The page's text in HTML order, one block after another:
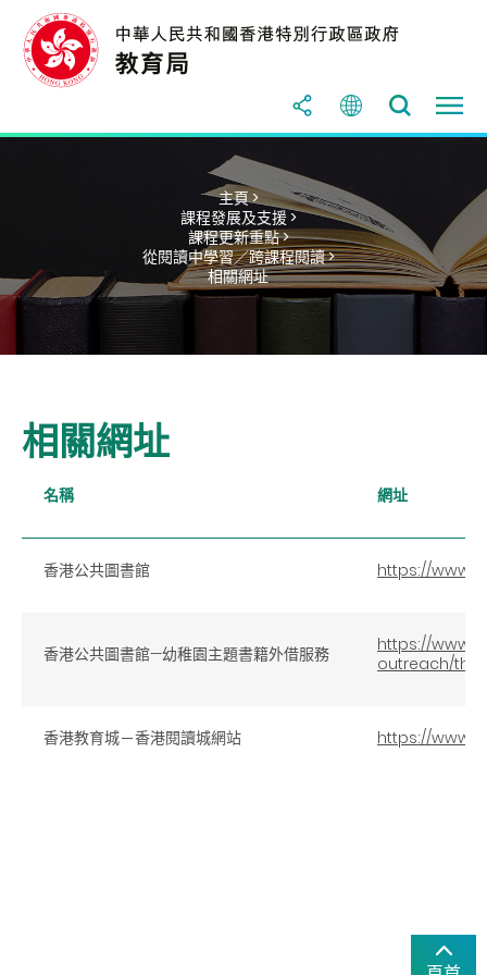
主頁 >
課程發展及支援 >
課程更新重點 >
從閱讀中學習／跨課程閱讀 >
相關網址
相關網址
名稱 網址
香港公共圖書館 https://
香港公共圖書館—幼稚園主題書籍外借服務
https://
outreach/
香港教育城－香港閱讀城網站 https://